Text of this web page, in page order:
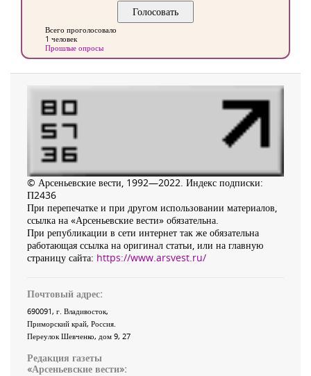
Всего проголосовало
1 человек
Прошлые опросы
© Арсеньевские вести, 1992—2022. Индекс подписки:
П2436
При перепечатке и при другом использовании материалов,
ссылка на «Арсеньевские вести» обязательна.
При републикации в сети интернет так же обязательна
работающая ссылка на оригинал статьи, или на главную
страницу сайта: https://www.arsvest.ru/
Почтовый адрес:
690091, г. Владивосток,
Приморский край, Россия
Переулок Шевченко, дом 9, 27
Редакция газеты
«Арсеньевские вести»: